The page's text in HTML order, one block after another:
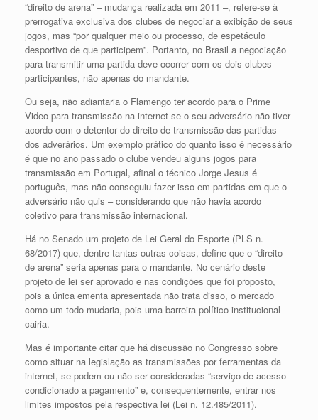
“direito de arena” – mudança realizada em 2011 –, refere-se à
prerrogativa exclusiva dos clubes de negociar a exibição de seus
jogos, mas “por qualquer meio ou processo, de espetáculo
desportivo de que participem”. Portanto, no Brasil a negociação
para transmitir uma partida deve ocorrer com os dois clubes
participantes, não apenas do mandante.
Ou seja, não adiantaria o Flamengo ter acordo para o Prime
Video para transmissão na internet se o seu adversário não tiver
acordo com o detentor do direito de transmissão das partidas
dos adverários. Um exemplo prático do quanto isso é necessário
é que no ano passado o clube vendeu alguns jogos para
transmissão em Portugal, afinal o técnico Jorge Jesus é
português, mas não conseguiu fazer isso em partidas em que o
adversário não quis – considerando que não havia acordo
coletivo para transmissão internacional.
Há no Senado um projeto de Lei Geral do Esporte (PLS n.
68/2017) que, dentre tantas outras coisas, define que o “direito
de arena” seria apenas para o mandante. No cenário deste
projeto de lei ser aprovado e nas condições que foi proposto,
pois a única ementa apresentada não trata disso, o mercado
como um todo mudaria, pois uma barreira político-institucional
cairia.
Mas é importante citar que há discussão no Congresso sobre
como situar na legislação as transmissões por ferramentas da
internet, se podem ou não ser consideradas “serviço de acesso
condicionado a pagamento” e, consequentemente, entrar nos
limites impostos pela respectiva lei (Lei n. 12.485/2011).